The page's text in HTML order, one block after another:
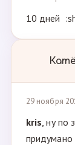
10 дней
29 ноября
kris, ну по
придумано